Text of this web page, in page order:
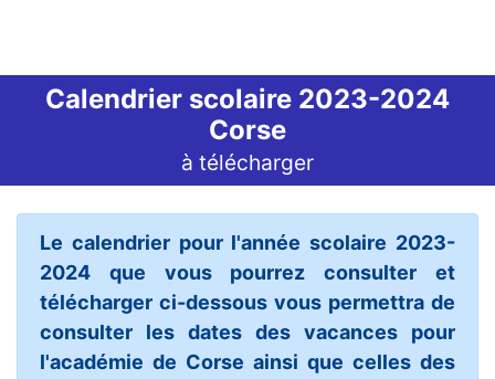
Calendrier scolaire 2023-2024
Corse
à télécharger
Le calendrier pour l'année scolaire 2023-
2024 que vous pourrez consulter et
télécharger ci-dessous vous permettra de
consulter les dates des vacances pour
l'académie de Corse ainsi que celles des